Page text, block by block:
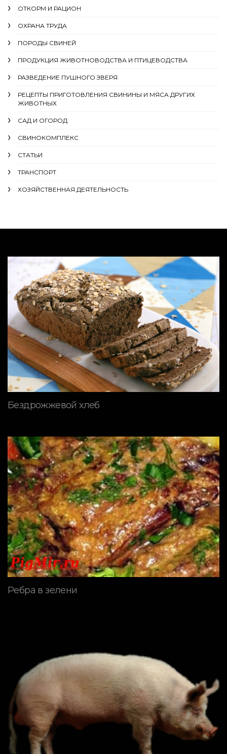
ОТКОРМ И РАЦИОН
ОХРАНА ТРУДА
ПОРОДЫ СВИНЕЙ
ПРОДУКЦИЯ ЖИВОТНОВОДСТВА И ПТИЦЕВОДСТВА
РАЗВЕДЕНИЕ ПУШНОГО ЗВЕРЯ
РЕЦЕПТЫ ПРИГОТОВЛЕНИЯ СВИНИНЫ И МЯСА ДРУГИХ
ЖИВОТНЫХ
САД И ОГОРОД
СВИНОКОМПЛЕКС
СТАТЬИ
ТРАНСПОРТ
ХОЗЯЙСТВЕННАЯ ДЕЯТЕЛЬНОСТЬ
Бездрожжевой хлеб
Ребра в зелени
ПОРОДЫ СВИНЕЙ
Типы свиней